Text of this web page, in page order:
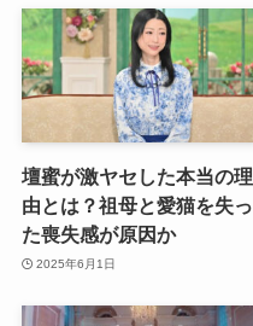
壇蜜が激ヤセした本当の理
由とは？祖母と愛猫を失っ
た喪失感が原因か
2025年6月1日